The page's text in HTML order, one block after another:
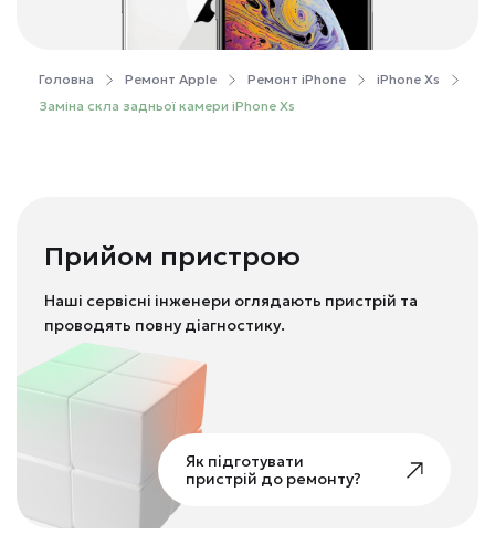
Головна Ремонт Apple Ремонт iPhone
iPhone Xs
Заміна скла задньої камери iPhone Xs
Прийом пристрою
Наші сервісні інженери оглядають пристрій та
проводять повну діагностику.
Як підготувати
пристрій до ремонту?